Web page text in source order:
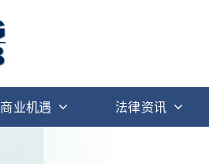
商业机遇 法律资讯